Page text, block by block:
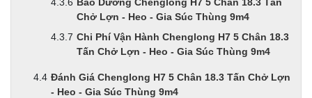
Chở Lợn - Heo - Gia Súc Thùng 9m4
Chi Phí Vận Hành Chenglong H7 5 Chân 18.3
Tấn Chở Lợn - Heo - Gia Súc Thùng 9m4
Đánh Giá Chenglong H7 5 Chân 18.3 Tấn Chở Lợn
- Heo - Gia Súc Thùng 9m4